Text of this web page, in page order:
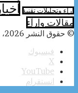
آراء وتحليلات تقنية
مقالات وارآء
© حقوق النشر 2026، جميع الحقوق محفوظة |
فيسبوك
‫X
‫YouTube
انستقرام